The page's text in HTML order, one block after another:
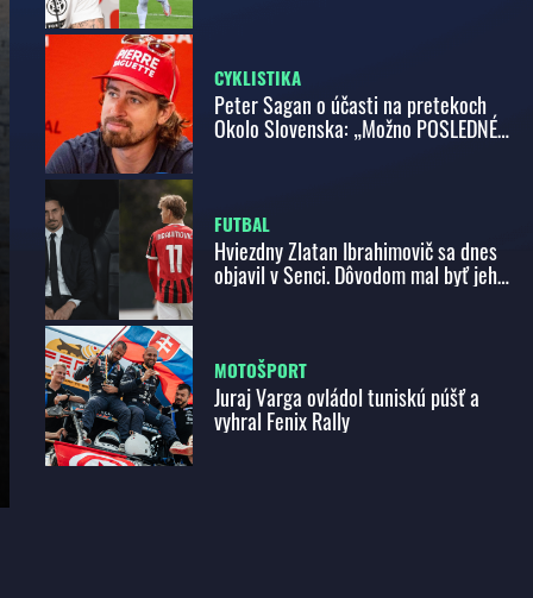
CYKLISTIKA
Peter Sagan o účasti na pretekoch
Okolo Slovenska: „Možno POSLEDNÉ
FUTBAL
Hviezdny Zlatan Ibrahimovič sa dnes
objavil v Senci. Dôvodom mal byť jeho
MOTOŠPORT
Juraj Varga ovládol tuniskú púšť a
vyhral Fenix Rally